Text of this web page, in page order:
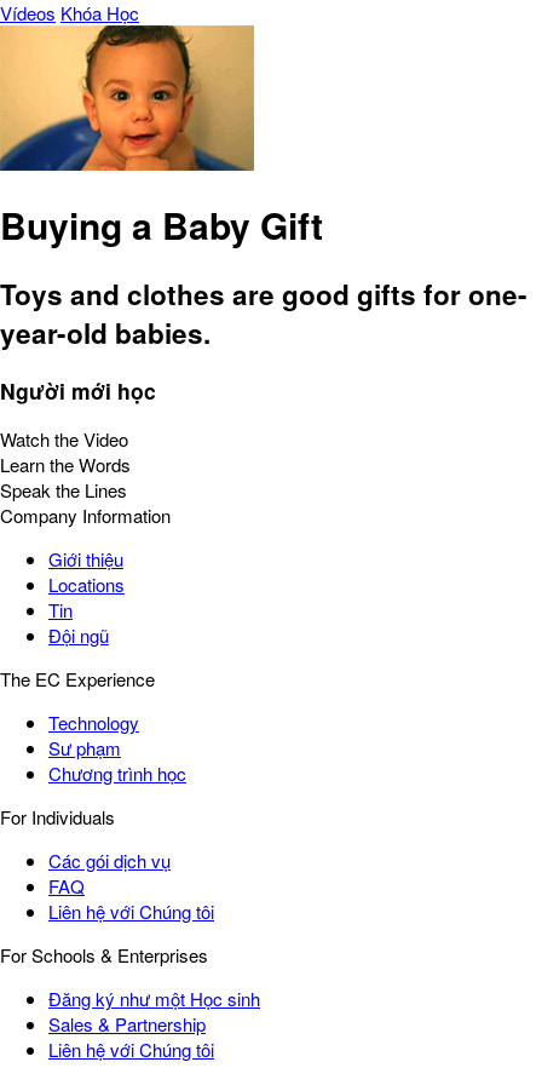
Vídeos Khóa Học
Buying a Baby Gift
Toys and clothes are good gifts for one-
year-old babies.
Người mới học
Watch the Video
Learn the Words
Speak the Lines
Company Information
Giới thiệu
Locations
Tin
Đội ngũ
The EC Experience
Technology
Sư phạm
Chương trình học
For Individuals
Các gói dịch vụ
FAQ
Liên hệ với Chúng tôi
For Schools & Enterprises
Đăng ký như một Học sinh
Sales & Partnership
Liên hệ với Chúng tôi